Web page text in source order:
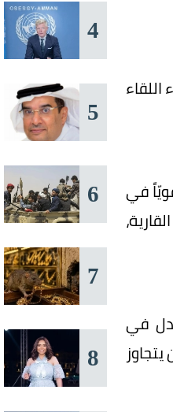
(4-2)، عقب انتهاء اللقاء
أن يسجل حضوراً قويّاً في
في
المؤهلة إلى دور الـ 16، قبل أن يتجاوز
4
5
6
7
8